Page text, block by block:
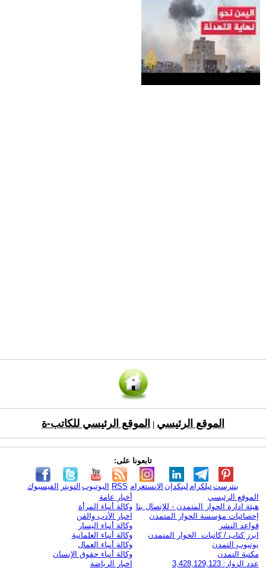
الموقع الرئيسي الموقع الرئيسي للكاتب-ة
تابعونا على:
الفيسبوك التويتر اليوتيوب RSS الانستغرام لينكدإن تيلكرامبنترست
الموقع الرئيسي
هيئة ادارة الحوار المتمدن - للإتصال بنا
إحصائيات مؤسسة الحوار المتمدن
قواعد النشر
ابرز كتاب / كاتبات الحوار المتمدن
يوتيوب التمدن
مكتبة التمدن
عدد الزوار: 3,428,129,123
أخبار عامة
وكالة أنباء المرأة
اخبار الأدب والفن
وكالة أنباء اليسار
وكالة أنباء العلمانية
وكالة أنباء العمال
وكالة أنباء حقوق الإنسان
اخبار الرياضة